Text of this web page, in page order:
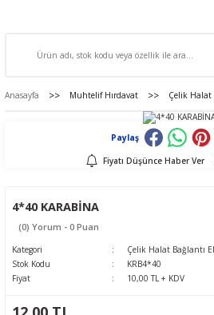
Anasayfa Muhtelif Hırdavat Çelik Halat
Paylaş
Fiyatı Düşünce Haber Ver
4*40 KARABİNA
(0) Yorum - 0 Puan
Kategori
Çelik Halat Bağlantı
Stok Kodu
KRB4*40
Fiyat
10,00 TL + KDV